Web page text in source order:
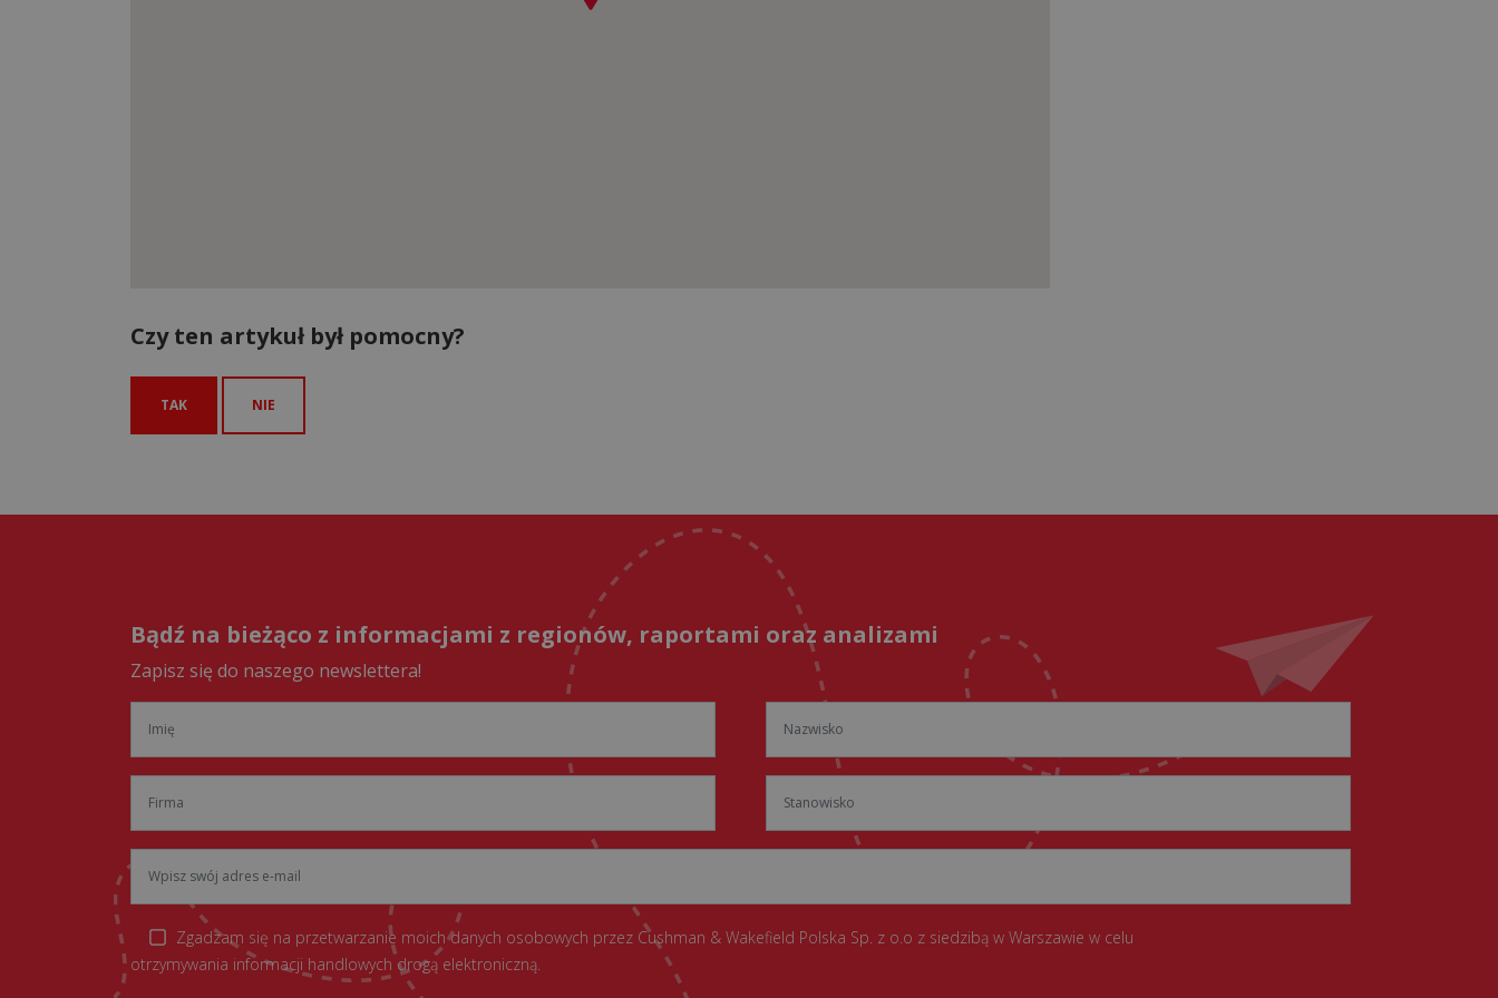
Czy ten artykuł był pomocny?
TAK NIE
Bądź na bieżąco z informacjami z regionów, raportami oraz analizami
Zapisz się do naszego newslettera!
Zgadzam się na przetwarzanie moich danych osobowych przez Cushman & Wakefield Polska Sp. z o.o z siedzibą w Warszawie w celu
otrzymywania informacji handlowych drogą elektroniczną.